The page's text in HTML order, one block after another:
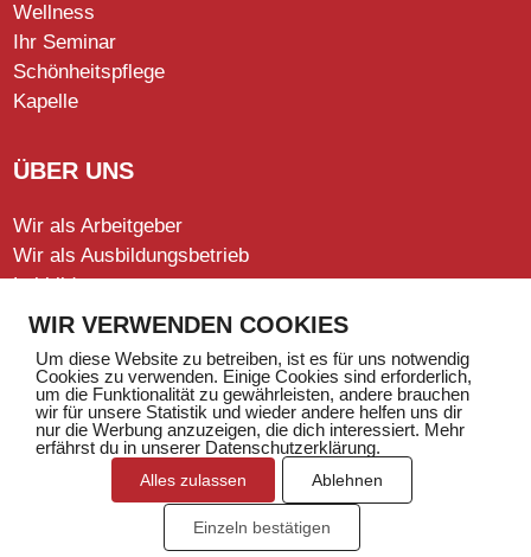
Wellness
Ihr Seminar
Schönheitspflege
Kapelle
ÜBER UNS
Wir als Arbeitgeber
Wir als Ausbildungsbetrieb
Leitbild
Leitung
Stiftung
Steinhauser Zentrum | 7134 Obersaxen | +41 81 920 50 00 |
info@steinhauser-zentrum.ch
WIR VERWENDEN COOKIES
Um diese Website zu betreiben, ist es für uns notwendig
Cookies zu verwenden. Einige Cookies sind erforderlich,
um die Funktionalität zu gewährleisten, andere brauchen
wir für unsere Statistik und wieder andere helfen uns dir
nur die Werbung anzuzeigen, die dich interessiert. Mehr
erfährst du in unserer Datenschutzerklärung.
Alles zulassen Ablehnen
Einzeln bestätigen